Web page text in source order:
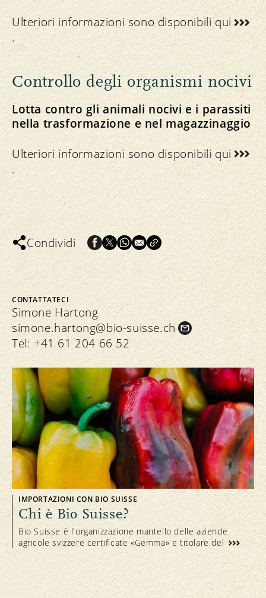
Ulteriori informazioni sono disponibiliqui
.
Controllo degli organismi nocivi
Lotta contro gli animali nocivi e i parassiti
nella trasformazione e nel magazzinaggio
Ulteriori informazioni sono disponibiliqui
.
Condividi
CONTATTATECI
Simone Hartong
simone.hartong@bio-suisse.ch
Tel:+41 61 204 66 52
IMPORTAZIONI CON BIO SUISSE
Chi è Bio Suisse?
Bio Suisse è l'organizzazione mantello delle aziende
agricole svizzere certificate «Gemma» e titolare del